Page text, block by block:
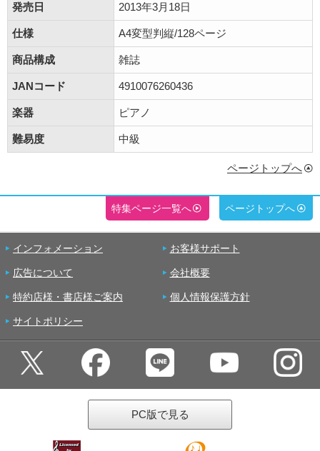
発売日 2013年3月18日
仕様 A4変型判縦/128ページ
商品構成 雑誌
JANコード 4910076260436
楽器 ピアノ
難易度 中級
ページトップへ
特集ページ一覧へ ページトップへ
インフォメーション お客様サポート
広告について 会社概要
特約店様・書店様ご案内 個人情報保護方針
サイトポリシー
PC版で見る